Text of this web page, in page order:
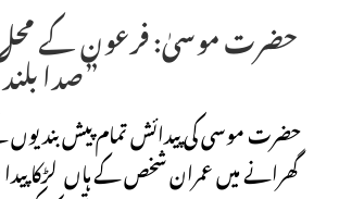
صدا بلند کرنے والا۔”
حضرت موسی کی پیدائش تمام پیش بندیوں
گھرانے میں عمران شخص کے ہاں لڑکا پیدا